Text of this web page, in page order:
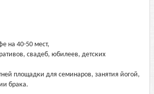
на 40-50 мест,
свадеб, юбилеев, детских
площадки для семинаров, занятия йогой,
брака.